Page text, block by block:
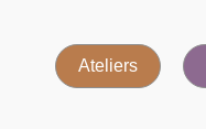
Ateliers